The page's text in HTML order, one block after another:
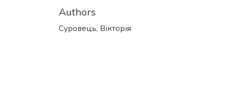
Authors
Суровець, Вікторія